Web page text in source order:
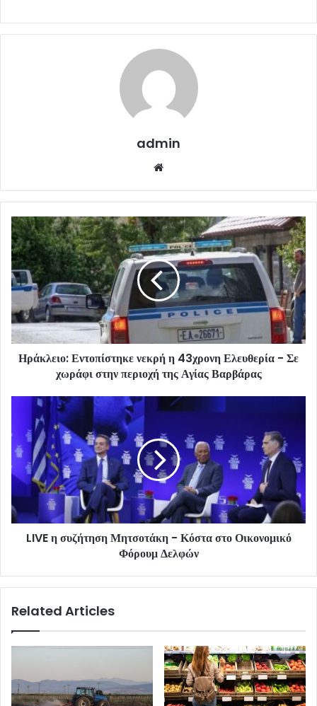
admin
Ηράκλειο: Εντοπίστηκε νεκρή η 43χρονη Ελευθερία - Σε
χωράφι στην περιοχή της Αγίας Βαρβάρας
LIVE η συζήτηση Μητσοτάκη - Κόστα στο Οικονομικό
Φόρουμ Δελφών
Related Articles